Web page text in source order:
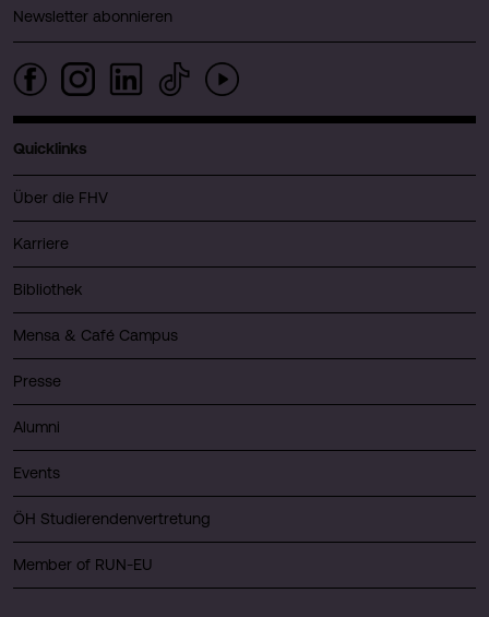
Newsletter abonnieren
Quicklinks
Über die FHV
Karriere
Bibliothek
Mensa & Café Campus
Presse
Alumni
Events
ÖH Studierendenvertretung
Member of RUN-EU